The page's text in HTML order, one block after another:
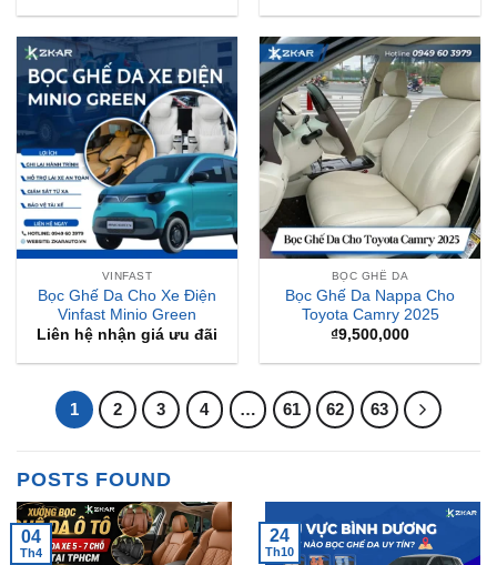
VINFAST
Bọc Ghế Da Cho Xe Điện
Vinfast Minio Green
Liên hệ nhận giá ưu đãi
BỌC GHẾ DA
Bọc Ghế Da Nappa Cho
Toyota Camry 2025
₫9,500,000
1 2 3 4 … 61 62 63
POSTS FOUND
04
Th4
24
Th10